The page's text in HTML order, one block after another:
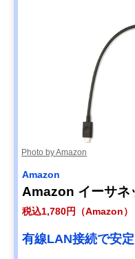
Photo by Amazon
Amazon
Amazon イーサネ
税込1,780円（Amazon）
有線LAN接続で安